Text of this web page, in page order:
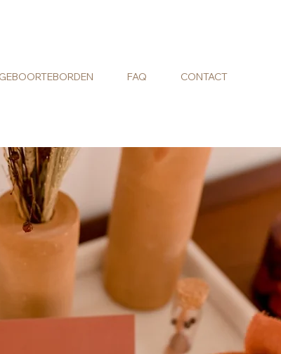
GEBOORTEBORDEN FAQ CONTACT